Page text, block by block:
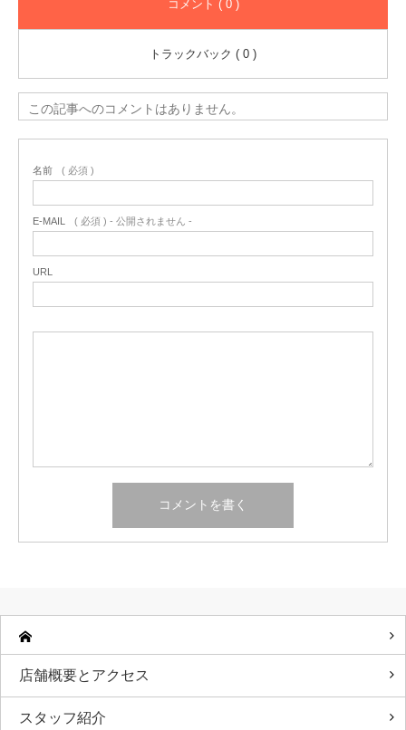
コメント ( 0 )
トラックバック ( 0 )
この記事へのコメントはありません。
名前 ( 必須 )
E-MAIL ( 必須 ) - 公開されません -
URL
店舗概要とアクセス
スタッフ紹介